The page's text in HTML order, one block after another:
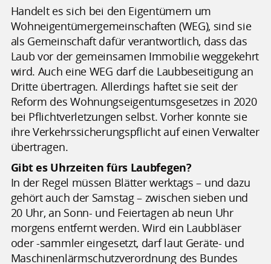
Handelt es sich bei den Eigentümern um
Wohneigentümergemeinschaften (WEG), sind sie
als Gemeinschaft dafür verantwortlich, dass das
Laub vor der gemeinsamen Immobilie weggekehrt
wird. Auch eine WEG darf die Laubbeseitigung an
Dritte übertragen. Allerdings haftet sie seit der
Reform des Wohnungseigentumsgesetzes in 2020
bei Pflichtverletzungen selbst. Vorher konnte sie
ihre Verkehrssicherungspflicht auf einen Verwalter
übertragen.
Gibt es Uhrzeiten fürs Laubfegen?
In der Regel müssen Blätter werktags – und dazu
gehört auch der Samstag – zwischen sieben und
20 Uhr, an Sonn- und Feiertagen ab neun Uhr
morgens entfernt werden. Wird ein Laubbläser
oder -sammler eingesetzt, darf laut Geräte- und
Maschinenlärmschutzverordnung des Bundes